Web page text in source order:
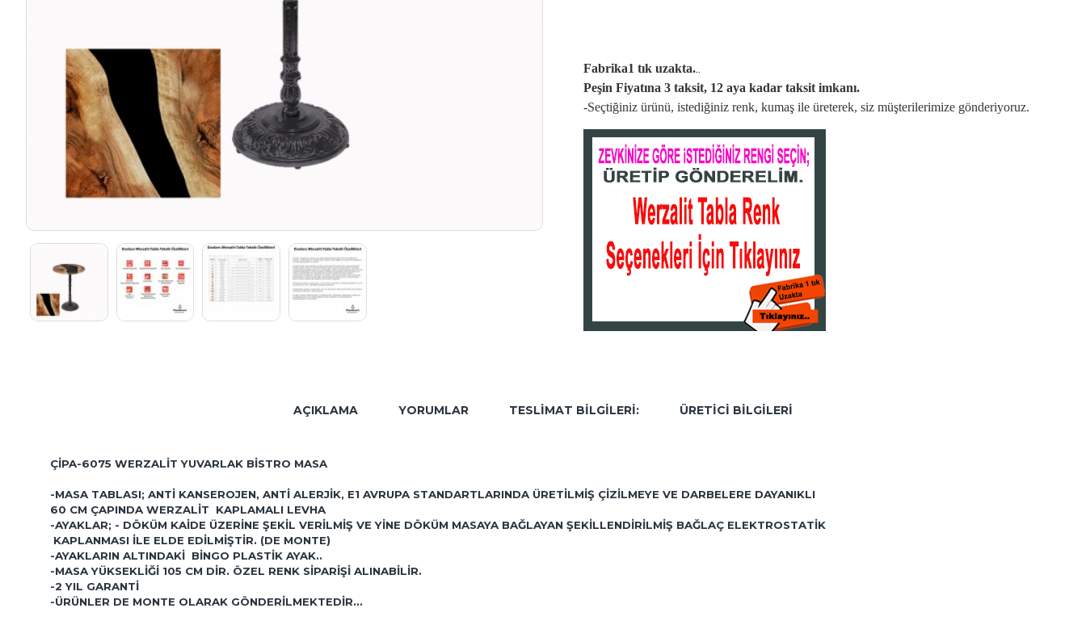
Fabrika1 tık uzakta...
Peşin Fiyatına 3 taksit, 12 aya kadar taksit imkanı.
-Seçtiğiniz ürünü, istediğiniz renk, kumaş ile üreterek, siz müşterilerimize gönderiyoruz.
AÇIKLAMA YORUMLAR TESLIMAT BILGILERI: ÜRETICI BILGILERI
ÇIPA-6075 WERZALIT YUVARLAK BISTRO MASA
-MASA TABLASI; ANTI KANSEROJEN, ANTI ALERJIK, E1 AVRUPA STANDARTLARINDA ÜRETILMIŞ ÇIZILMEYE VE DARBELERE DAYANIKLI
60 CM ÇAPINDA WERZALIT KAPLAMALI LEVHA
-AYAKLAR; - DÖKÜM KAIDE ÜZERINE ŞEKIL VERILMIŞ VE YINE DÖKÜM MASAYA BAĞLAYAN ŞEKILLENDIRILMIŞ BAĞLAÇ ELEKTROSTATIK
KAPLANMASI ILE ELDE EDILMIŞTIR. (DE MONTE)
-AYAKLARIN ALTINDAKI BINGO PLASTIK AYAK..
-MASA YÜKSEKLIĞI 105 CM DIR. ÖZEL RENK SIPARIŞI ALINABILIR.
-2 YIL GARANTI
-ÜRÜNLER DE MONTE OLARAK GÖNDERILMEKTEDIR...